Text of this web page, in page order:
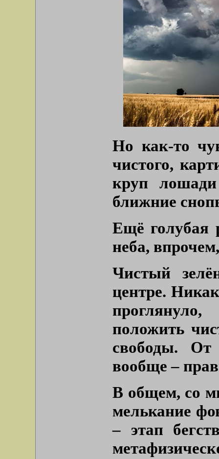
Но как-то
чистого,
круп
ближние
Ещё голубая
неба,
Чистый
центре.
положить
свободы.
вообще –
В общем, со
мелькание
– этап